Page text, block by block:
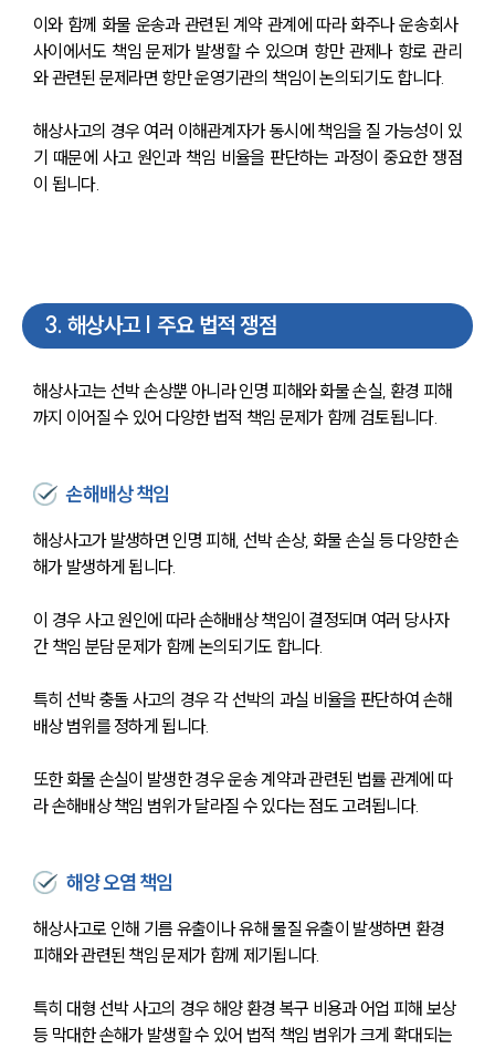
이와 함께 화물 운송과 관련된 계약 관계에 따라 화주나 운송회사
사이에서도 책임 문제가 발생할 수 있으며 항만 관제나 항로 관리
와 관련된 문제라면 항만 운영기관의 책임이 논의되기도 합니다.
해상사고의 경우 여러 이해관계자가 동시에 책임을 질 가능성이 있
기 때문에 사고 원인과 책임 비율을 판단하는 과정이 중요한 쟁점
이 됩니다.
3. 해상사고 | 주요 법적 쟁점
해상사고는 선박 손상뿐 아니라 인명 피해와 화물 손실, 환경 피해
까지 이어질 수 있어 다양한 법적 책임 문제가 함께 검토됩니다.
손해배상 책임
해상사고가 발생하면 인명 피해, 선박 손상, 화물 손실 등 다양한 손
해가 발생하게 됩니다.
이 경우 사고 원인에 따라 손해배상 책임이 결정되며 여러 당사자
간 책임 분담 문제가 함께 논의되기도 합니다.
특히 선박 충돌 사고의 경우 각 선박의 과실 비율을 판단하여 손해
배상 범위를 정하게 됩니다.
또한 화물 손실이 발생한 경우 운송 계약과 관련된 법률 관계에 따
라 손해배상 책임 범위가 달라질 수 있다는 점도 고려됩니다.
해양 오염 책임
해상사고로 인해 기름 유출이나 유해 물질 유출이 발생하면 환경
피해와 관련된 책임 문제가 함께 제기됩니다.
특히 대형 선박 사고의 경우 해양 환경 복구 비용과 어업 피해 보상
등 막대한 손해가 발생할 수 있어 법적 책임 범위가 크게 확대되는